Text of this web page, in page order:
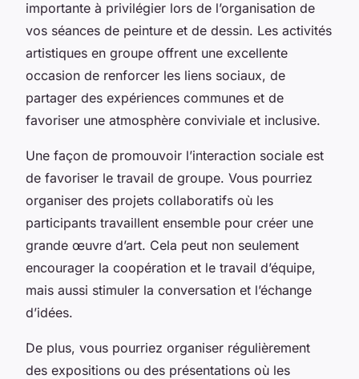
importante à privilégier lors de l’organisation de
vos séances de peinture et de dessin. Les activités
artistiques en groupe offrent une excellente
occasion de renforcer les liens sociaux, de
partager des expériences communes et de
favoriser une atmosphère conviviale et inclusive.
Une façon de promouvoir l’interaction sociale est
de favoriser le travail de groupe. Vous pourriez
organiser des projets collaboratifs où les
participants travaillent ensemble pour créer une
grande œuvre d’art. Cela peut non seulement
encourager la coopération et le travail d’équipe,
mais aussi stimuler la conversation et l’échange
d’idées.
De plus, vous pourriez organiser régulièrement
des expositions ou des présentations où les